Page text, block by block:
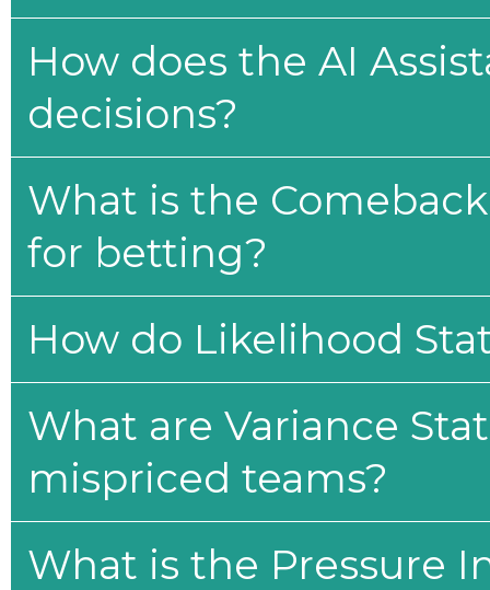
How does the AI
decisions?
What is the
for betting?
How do Likelihood
What are Variance
mispriced teams?
What is the Pressure